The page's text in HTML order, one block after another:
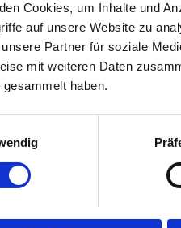
Cookies, um Inhalte und
auf unsere Website zu
Partner für soziale
mit weiteren Daten
haben.
caractère –
elle porte le nom, situé
durant les mois d’été.
la production laitière et
et convient aussi très bien